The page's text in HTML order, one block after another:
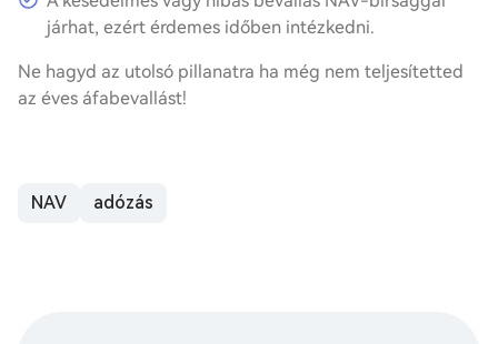
járhat, ezért érdemes időben intézkedni.
Ne hagyd az utolsó pillanatra ha még nem teljesítetted
az éves áfabevallást!
NAV adózás